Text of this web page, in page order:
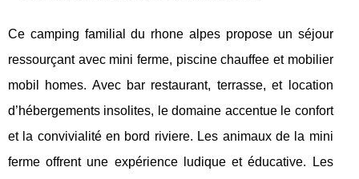
Ce camping familial du rhone alpes propose un séjour
ressourçant avec mini ferme, piscine chauffee et mobilier
mobil homes. Avec bar restaurant, terrasse, et location
d’hébergements insolites, le domaine accentue le confort
et la convivialité en bord riviere. Les animaux de la mini
ferme offrent une expérience ludique et éducative. Les